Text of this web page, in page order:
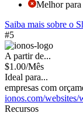
Melhor para
Saiba mais sobre o
#5
A partir de...
$1.00/Mês
Ideal para...
empresas com
ionos.com/websites/
Recursos